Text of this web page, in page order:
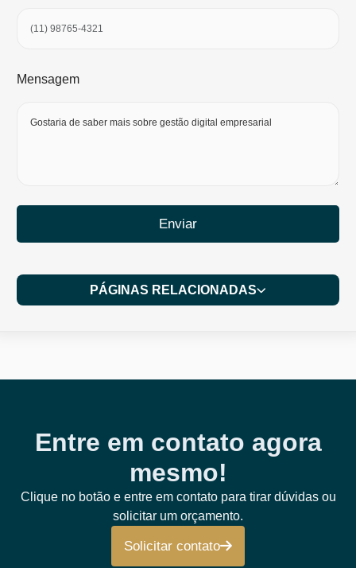
Mensagem
Enviar
PÁGINAS RELACIONADAS
Entre em contato agora
mesmo!
Clique no botão e entre em contato para tirar dúvidas ou
solicitar um orçamento.
Solicitar contato